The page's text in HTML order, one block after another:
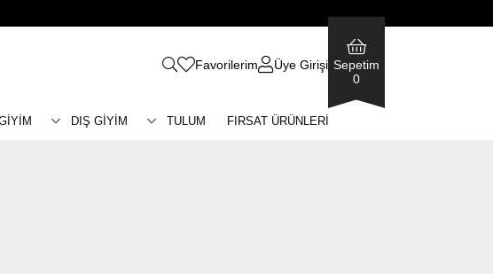
Favorilerim Üye Girişi Sepetim
0
DIŞ GİYİM TULUM FIRSAT ÜRÜNLERİ